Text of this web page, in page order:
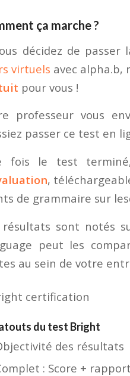
ça marche ?
décidez de
virtuels avec alpha.b,
pour vous !
professeur vous
passer ce test en
fois le test
,
de grammaire sur
résultats sont notés
peut les
au sein de votre
du test Bright
des résultats
: Score +